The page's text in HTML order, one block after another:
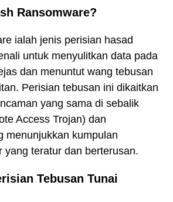
Ransomware?
ialah jenis perisian hasad
untuk menyulitkan data pada
dan menuntut wang tebusan
Perisian tebusan ini dikaitkan
yang sama di sebalik
Access Trojan) dan
menunjukkan kumpulan
yang teratur dan berterusan.
Tebusan Tunai